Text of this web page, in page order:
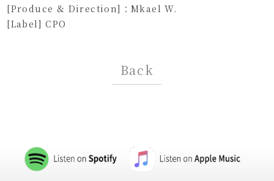
[Produce & Direction]：Mkael W.
[Label] CPO
Back